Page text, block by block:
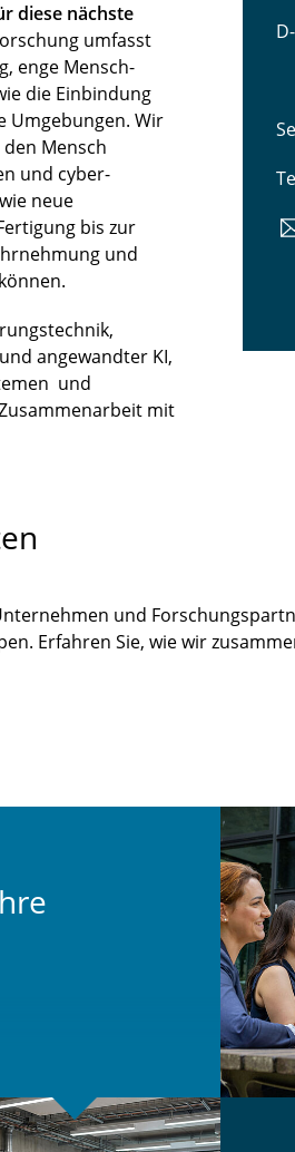
diese nächste
umfasst
enge Mensch-
die Einbindung
Umgebungen. Wir
Mensch
und cyber-
neue
bis zur
und
angewandter KI,
und
mit
und
Erfahren Sie, wie wir